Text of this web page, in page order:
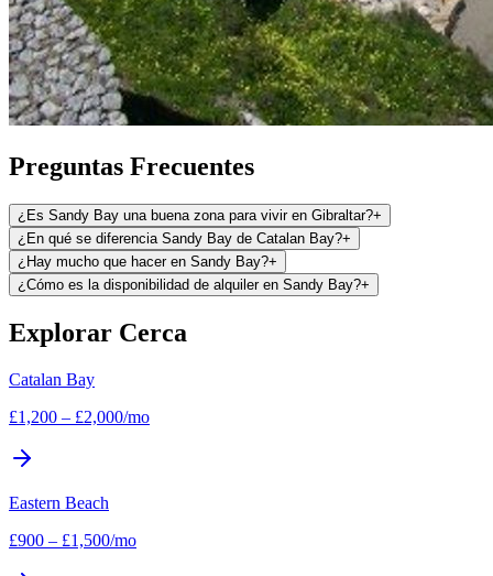
Preguntas Frecuentes
¿Es Sandy Bay una buena zona para vivir en Gibraltar?+
¿En qué se diferencia Sandy Bay de Catalan Bay?+
¿Hay mucho que hacer en Sandy Bay?+
¿Cómo es la disponibilidad de alquiler en Sandy Bay?+
Explorar Cerca
Catalan Bay
£1,200 – £2,000/mo
Eastern Beach
£900 – £1,500/mo